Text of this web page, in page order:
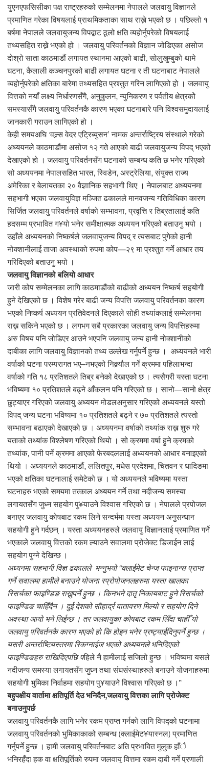
युएनएफसिसीका पक्ष राष्ट्रहरुको सम्मेलनमा नेपालले जलवायु विज्ञानले
प्रमाणित गरेका विषयलाई प्राथमिकताका साथ राख्ने भएको छ । पछिल्लो १
बर्षमा नेपालले जलवायुजन्य विपद्बाट ठूलो क्षति व्यहोर्नुपरेको विषयलाई
तथ्यसहित राख्ने भएको हो । जलवायु परिवर्तनको विज्ञान जोडिएका असोज
दोश्रो साता काठमाडौं लगायत स्थानमा आएको बाढी, सोलुखुम्बुको थामे
घटना, कैलाली कञ्चनपुरको बाढी लगायत घटना र ती घटनाबाट नेपालले
व्यहोर्नुपरेको क्षतिका बारेमा तथ्यसहित प्रश्तुत गरिन लागिएको हो । जलवायु
वित्तको नयाँ लक्ष्य निर्धारणसँगै, अनुकुलन, न्युनिकरण र पर्वतीय क्षेत्रकोे
समस्यासँगै जलवायु परिवर्तनकै कारण भएका घटनाबारे पनि विश्वसमुदायलाई
जानकारी गराउन लागिएको हो ।
केही समयअघि ‘वल्र्स वेदर एट्रिब्युसन’ नामक अन्तर्राष्ट्रिय संस्थाले गरेको
अध्ययनले काठमाडौंमा असोज १२ गते आएको बाढी जलवायुजन्य विपद् भएको
देखाएको हो । जलवायु परिवर्तनसँग घटनाको सम्बन्ध कति छ भनेर गरिएको
सो अध्ययनमा नेपालसहित भारत, स्विडेन, अस्ट्रेलिया, संयुक्त राज्य
अमेरिका र बेलायतका २० वैज्ञानिक सहभागी थिए । नेपालबाट अध्ययनमा
सहभागी भएका जलवायुविज्ञ मञ्जित ढकालले मानवजन्य गतिविधिका कारण
सिर्जित जलवायु परिवर्तनले वर्षाको सम्भावना, प्रवृत्ति र तिब्रतालाई कति
हदसम्म प्रभावित ग¥यो भनेर समीक्षात्मक अध्ययन गरिएको बताउनु भयो ।
उहाँले अध्ययनको निष्कर्षले जलवायुजन्य विपद् र त्यसबाट पुगेको हानी
नोक्शानीलाई ताजा अवस्थाको रुपमा कोप—२९ मा प्रश्तुत गर्ने आधार तय
गरिदिएको बताउनु भयो ।
जलवायु विज्ञानको बलियो आधार
जारी कोप सम्मेलनका लागि काठमाडौंको बाढीको अध्ययन निष्कर्ष सहयोगी
हुने देखिएको छ । विशेष गरेर बाढी जन्य विपत्ति जलवायु परिवर्तनका कारण
भएको निष्कर्ष अध्ययन प्रतिवेदनले दिएकाले सोही तथ्यांकलाई सम्मेलनमा
राख्न सकिने भएको छ । लगभग सबै प्रकारका जलवायु जन्य विपत्तिहरुमा
अरु विषय पनि जोडिएर आउने भएपनि जलवायु जन्य हानी नोक्शानीको
दाबीका लागि जलवायु विज्ञानको तथ्य उल्लेख गर्नुपर्ने हुन्छ । अध्ययनले भारी
वर्षाको घटना परम्परागत भए–नभएको निक्र्यौल गर्ने क्रममा पहिलाभन्दा
वर्षाको गति १८ प्रतिशतले तिब्र बनेको देखाएको छ । त्यसैगरी यस्ता घटना
भविष्यमा १० प्रतिशतले बढ्ने आँकलन पनि गरिएको छ । सानो—सानो क्षेत्र
छुट्याएर गरिएको जलवायु अध्ययन मोडलअनुसार गरिएको अध्ययनले यस्तो
विपद् जन्य घटना भविष्यमा १० प्रतिशतले बढ्ने र ७० प्रतिशतले त्यस्तो
सम्भावना बढाएको देखाएको छ । अध्ययनमा वर्षाको तथ्यांक राख्न शुरु गरे
यताको तथ्यांक विश्लेषण गरिएको थियो । सो क्रममा वर्षा हुने क्रमको
तथ्यांक, पानी पर्ने क्रममा आएको फेरबदललाई अध्ययनको आधार बनाइएको
थियो । अध्ययनले काठमाडौं, ललितपुर, मधेस प्रदेशमा, चितवन र धादिङमा
भएको क्षतिका घटनालाई समेटेको छ । यो अध्ययनले भविष्यमा यस्ता
घटनाहरु भएको समयमा तत्काल अध्ययन गर्ने तथा नदीजन्य समस्या
लगायतसँग जुध्न सहयोग पु¥याउने विश्वास गरिएको छ । नेपालले प्रपोजल
बनाएर जलवायु कोषबाट रकम लिने सन्दर्भमा यस्ता अध्ययन अनुसन्धान
सहयोगी हुने गर्दछन् । यस्ता अध्ययनहरुले जलवायु विज्ञानलाई प्रमाणित गर्ने
भएकाले जलवायु वित्तको रकम ल्याउने सवालमा प्रोजेक्ट डिजाईन लाई
सहयोग पुग्ने देखिन्छ ।
अध्यनमा सहभागी विज्ञ ढकालले भन्नुभयो “क्लाईमेट चेन्ज फाइनान्स प्राप्त
गर्ने सवालमा हामीले बनाउने योजना रप्रोपोजनलहरुमा यस्ता खालका
रिसर्चका फाइण्डिङ राख्नुपर्ने हुन्छ । किनभने दातृ निकायबाट हुने रिसर्चको
फाइण्डिङ चाहिँदैन । दुई देशको सौहार्द्र वातावरण मिल्यो र सहयोग दिने
अवस्था आयो भने लिईन्छ । तर जलवायुका कोषबाट रकम लिँदा चाहीँ यो
जलवायु परिवर्तनकै कारण भएको हो कि होइन भनेर प्रष्ट्याईदिनुपर्ने हुन्छ ।
यसरी अन्तर्राष्टियस्तरमा रिकग्नाईज भएको अध्ययनले भनिदिएको
फाइण्डिङहरु राखिदिएपछि पहिले नै हामीलाई सजिलो हुन्छ । भविष्यमा यसले
नदीजन्य समस्या लगायतसँग जुध्न तथा संघसंस्थाहरुले बनाउने योजनाहरुमा
सहयोगी भुमिका निर्वाहमा सहयोग पु¥याउने विश्वास गरिएको छ ।”
बहुपक्षीय वार्तामा क्षतिपूर्ति देउ भनिदैन,जलवायु वित्तका लागि प्रोजेक्ट
बनाउनुपर्छ
जलवायु परिवर्तनकै लागि भनेर रकम प्राप्त गर्नको लागि विपद्को घटनामा
जलवायु परिवर्तनको भुमिकाकाको सम्बन्ध (क्लाईमेट¥यास्नल) प्रमाणित
गर्नुपर्ने हुन्छ । हामी जलवायु परिवर्तनबाट अति प्रभावित मुलुक हाँै
भनिरहँदा हक वा क्षतिपूर्तिको रुपमा जलवायु वित्तमा रकम दाबी गर्ने प्रणाली